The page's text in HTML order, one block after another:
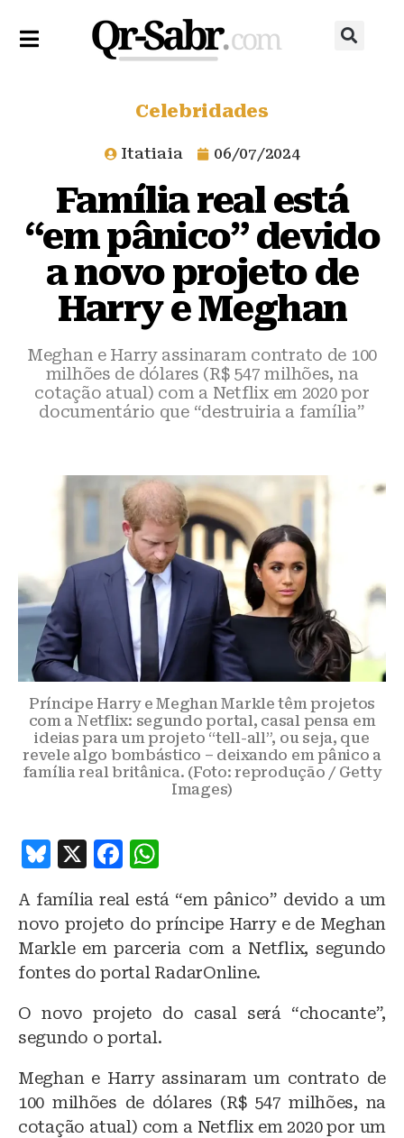
Celebridades
Itatiaia 06/07/2024
Família real está
“em pânico” devido
a novo projeto de
Harry e Meghan
Meghan e Harry assinaram contrato de 100
milhões de dólares (R$ 547 milhões, na
cotação atual) com a Netflix em 2020 por
documentário que “destruiria a família”
Príncipe Harry e Meghan Markle têm projetos
com a Netflix: segundo portal, casal pensa em
ideias para um projeto “tell-all”, ou seja, que
revele algo bombástico – deixando em pânico a
família real britânica. (Foto: reprodução / Getty
Images)
B
lu
e
s
k
X
F
c
e
b
o
o
h
at
s
A
p
p
A família real está “em pânico” devido a um
novo projeto do príncipe Harry e de Meghan
Markle em parceria com a Netflix, segundo
fontes do portal RadarOnline.
O novo projeto do casal será “chocante”,
segundo o portal.
Meghan e Harry assinaram um contrato de
100 milhões de dólares (R$ 547 milhões, na
cotação atual) com a Netflix em 2020 por um